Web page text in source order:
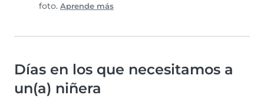
foto. Aprende más
Días en los que necesitamos a
un(a) niñera